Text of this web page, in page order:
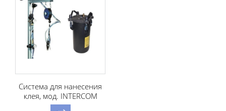
Система для нанесения
клея, мод. INTERCOM
I088